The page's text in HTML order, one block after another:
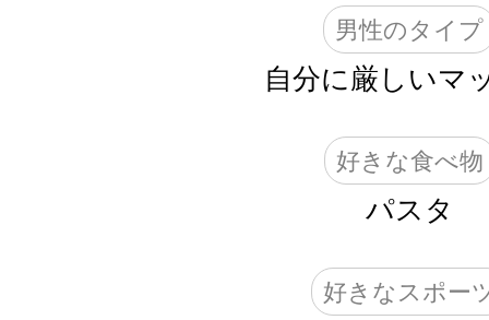
男性のタイプ
自分に厳しいマ
好きな食べ物
パスタ
好きなスポー